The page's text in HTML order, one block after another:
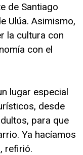
de Santiago
Ulúa. Asimismo,
la cultura con
con el
lugar especial
desde
para que
Ya hacíamos
refirió.